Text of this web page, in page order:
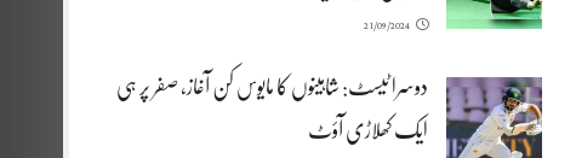
21/09/2024
دوسرا ٹیسٹ: شاہینوں کا مایوس کن آغاز، صفر پر ہی
ایک کھلاڑی آؤٹ